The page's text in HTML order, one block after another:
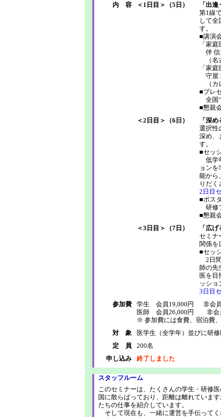
内 容
＜1日目＞（5日）
「出
第1線
して全
す。
■講演
「家
伴 信
（名
「家
守屋
（カ
■プレ
全国
■懇親
＜2日目＞（6日）
「深
選択性
深め、
す。
■セッ
低学
ョン
能から
りだく
2日目
■ポス
研修
■懇親
＜3日目＞（7日）
「広
セミナ
関係を
■セッ
2日
師の先
医を目
ッショ
3日目
参加費
学生 会員19,000円 非会員
医師 会員26,000円 非会
※ 参加費には食費、宿泊費
対 象
医学生（全学年）並びに研
定 員
200名
申し込み
終了しました
スタッフルーム
このセミナーは、たくさんの学生・研修
国に散らばっており、距離は離れていま
たちの仕事を紹介しています。
そして現在も、一緒に運営を手伝って